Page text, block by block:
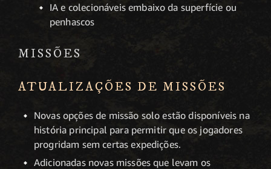
IA e colecionáveis embaixo da superfície ou
penhascos
MISSÕES
ATUALIZAÇÕES DE MISSÕES
Novas opções de missão solo estão disponíveis na
história principal para permitir que os jogadores
progridam sem certas expedições.
Adicionadas novas missões que levam os